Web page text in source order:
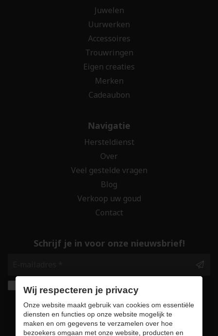
Juwelen
Uurwerken
Accessoires
Trouwringen
Eigen creaties
Merken
Cadeaubon
Navigatie
Hersteldienst
Over
Veel gestelde vragen
Blog
Verkoop uw goud
Contact
Schrijf je in voor onze nieuwsbrief!
Ik geef de toestemming om mijn gegevens te
bewaren en verwerken zoals aangegeven in
onzeprivacy statement. *
Wij respecteren je privacy
Onze website maakt gebruik van cookies om essentiële
diensten en functies op onze website mogelijk te
maken en om gegevens te verzamelen over hoe
bezoekers omgaan met onze website, producten en